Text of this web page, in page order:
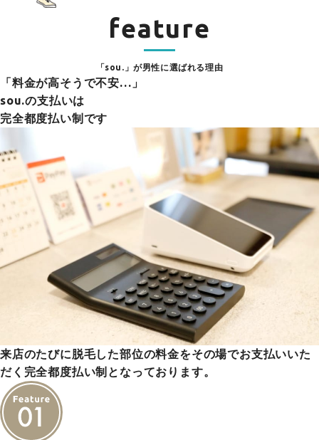
feature
「sou.」が男性に選ばれる理由
「料金が高そうで不安…」
sou.の支払いは
完全都度払い制です
来店のたびに脱毛した部位の料金をその場でお支払いいた
だく完全都度払い制となっております。